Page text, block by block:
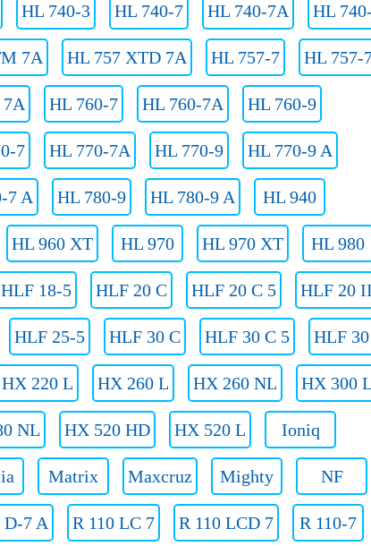
HL 740-3 HL 740-7 HL 740-7A HL
7A HL 757 XTD 7A HL 757-7 HL 757-
HL 760-7 HL 760-7A HL 760-9
7 HL 770-7A HL 770-9 HL 770-9 A
7 A HL 780-9 HL 780-9 A HL 940
HL 960 XT HL 970 HL 970 XT HL 980
HLF 18-5 HLF 20 C HLF 20 C 5 HLF 20 II
HLF 25-5 HLF 30 C HLF 30 C 5 HLF
HX 220 L HX 260 L HX 260 NL HX 300 L
NL HX 520 HD HX 520 L Ioniq
Matrix Maxcruz Mighty NF
D-7 A R 110 LC 7 R 110 LCD 7 R 110-7